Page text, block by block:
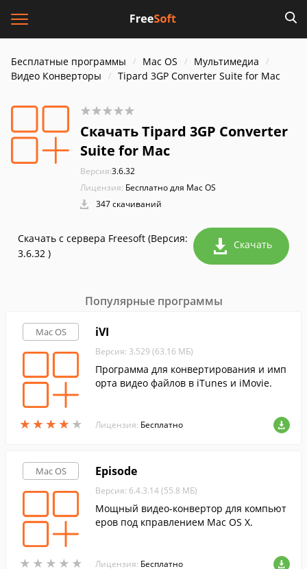
Бесплатные программы Mac OS
Мультимедиа
Видео Конверторы
Tipard 3GP Converter Suite for Mac
Скачать Tipard 3GP Converter
Suite for Mac
Версия:3.6.32
Лицензия: Бесплатно для Mac OS
347 скачиваний
Скачать с сервера Freesoft (Версия:
3.6.32 )
Скачать
Популярные программы
Mac OS
★ ★ ★ ★ ★
★ ★ ★ ★ ★
iVI
Версия: 3.529 (63.16 МБ)
Программа для конвертирования и имп
орта видео файлов в iTunes и iMovie.
Лицензия: Бесплатно
Mac OS
★ ★ ★ ★ ★
★ ★ ★ ★ ★
Episode
Версия: 6.4.3.14 (55.8 МБ)
Мощный видео-конвертор для компьют
еров под кправлением Mac OS X.
Лицензия: Бесплатно